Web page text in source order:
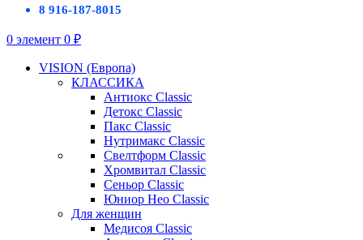
8 916-187-8015
0 элемент 0 ₽
VISION (Европа)
КЛАССИКА
Антиокс Classic
Детокс Classic
Пакс Classic
Нутримакс Classic
Свелтформ Classic
Хромвитал Classic
Сеньор Classic
Юниор Нео Classic
Для женщин
Медисоя Classic